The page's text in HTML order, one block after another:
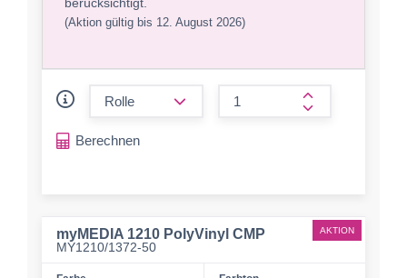
(Aktion gültig bis 12. August 2026)
form.increase-
Berechnen
AKTION
myMEDIA 1210 PolyVinyl CMP
MY1210/1372-50